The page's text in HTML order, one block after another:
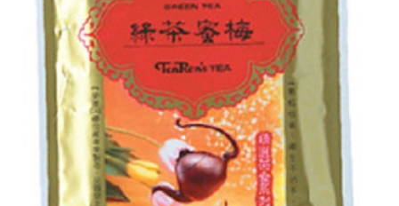
1.分期款項不併入電信帳單，「大哥付你分期」於每月結算日後寄送繳費提
醒簡訊。
2.透過簡訊連結打開帳單後，可選擇「超商條碼／台灣大直營門市／銀行轉
帳／街口支付／iPASS MONEY」等通路繳費。
【注意事項】
1.本服務係由「台灣大哥大股份有限公司」（以下簡稱本公司）所提供，讓
用戶於交易時，得透過本服務購買商品或服務，並由商店將買賣／分期付款
買賣價金債權讓與本公司後，依約使用本公司帳單繳交帳款。
2.基於同意付款使用「大哥付你分期」之契約關係目的，商店將以您的個人
資料（包含姓名、電話或地址）提供予台灣大哥大進項蒐集、處理及利用，
由本公司與您本人進行分期帳單所需資料之確認、核對及更正。
3.完整用戶服務條款，請詳閱以下連結：https://oppay.tw/userRule
【「AFTEE先享後付」結帳流程】
１．於結帳方式選擇「AFTEE先享後付」後，將跳轉至「AFTEE先享後付」
結帳頁面，進行簡訊認證並確認金額後，即可完成結帳。
２．訂單成立數日內，您將收到繳費通知簡訊。
３．收到繳費通知簡訊後14天內，點擊此簡訊中的連結，可透過四大超商／
ATM／網路銀行／等多元方式進行付款，方視為交易完成。
※ 請注意：結帳手續完成當下不需立刻繳費，但若您需要取消訂單，請聯絡
購買商品的店家。未經商家同意取消之訂單仍視為有效，需透過AFTEE先享
後付繳納相關費用。
※ 交易是否成功請以「AFTEE先享後付 」之結帳頁面顯示為準，若有關於
是否繳費成功／繳費後需取消欲退款等相關疑問，請聯繫「AFTEE先享後付
客戶支援中心」 https://netprotections.freshdesk.com/support/home
每筆NT$70，滿NT$899(含以上)免運費
付款後7-11取貨
每筆NT$70，滿NT$899(含以上)免運費
每筆NT$100，滿NT$1,000(含以上)免運費
京站台北店客服中心(1F星巴克旁) 即日起不提供京站紙袋，取件時
請自備購物袋，若需購買紙袋可現場詢問